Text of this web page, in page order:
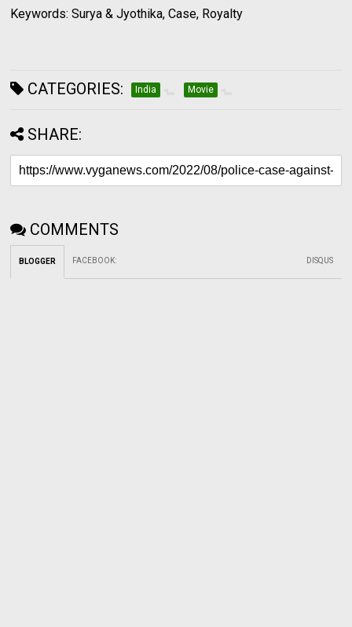
Keywords: Surya & Jyothika, Case, Royalty
CATEGORIES: India Movie
SHARE:
COMMENTS
BLOGGER FACEBOOK: DISQUS